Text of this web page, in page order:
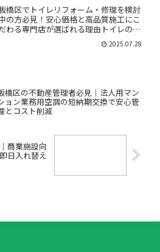
橋区でトイレリフォーム・修理を検討
の方必見！安心価格と高品質施工にこ
わる専門店が選ばれる理由トイレのリ
フォームや修理を考え始めたとき、「ど
こに相談すればいいの？」「費用はどれ
2025.07.28
橋区の不動産管理者必見｜法人用マン
ョン業務用空調の短納期交換で安心管
とコスト削減
商業施設向
日入れ替え